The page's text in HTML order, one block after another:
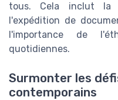
tous. Cela inclut la
l'expédition de
l'importance de
quotidiennes.
Surmonter les
contemporains